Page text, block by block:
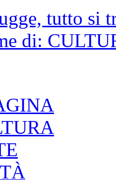
tutto si
di: